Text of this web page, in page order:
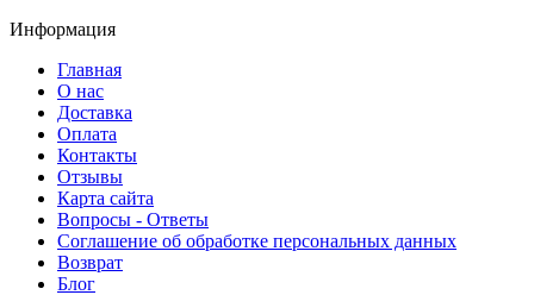
Информация
Главная
О нас
Доставка
Оплата
Контакты
Отзывы
Карта сайта
Вопросы - Ответы
Соглашение об обработке персональных данных
Возврат
Блог